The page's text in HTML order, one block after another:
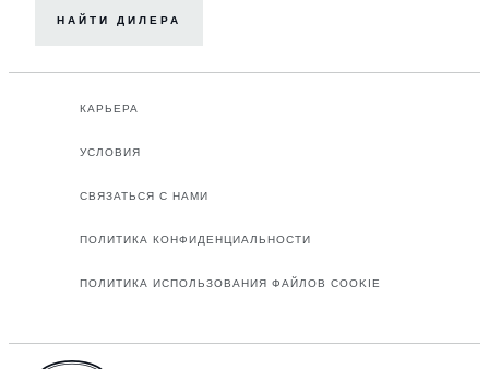
НАЙТИ ДИЛЕРА
КАРЬЕРА
УСЛОВИЯ
СВЯЗАТЬСЯ С НАМИ
ПОЛИТИКА КОНФИДЕНЦИАЛЬНОСТИ
ПОЛИТИКА ИСПОЛЬЗОВАНИЯ ФАЙЛОВ COOKIE